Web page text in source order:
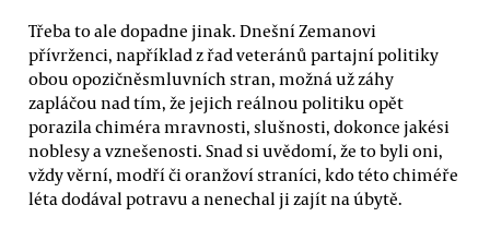
Třeba to ale dopadne jinak. Dnešní Zemanovi
přívrženci, například z řad veteránů partajní politiky
obou opozičněsmluvních stran, možná už záhy
zapláčou nad tím, že jejich reálnou politiku opět
porazila chiméra mravnosti, slušnosti, dokonce jakési
noblesy a vznešenosti. Snad si uvědomí, že to byli oni,
vždy věrní, modří či oranžoví straníci, kdo této chiméře
léta dodával potravu a nenechal ji zajít na úbytě.